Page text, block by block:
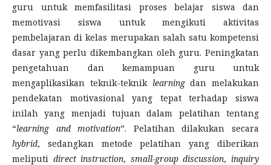
guru untuk memfasilitasi proses belajar siswa dan
memotivasi siswa untuk mengikuti aktivitas
pembelajaran di kelas merupakan salah satu kompetensi
dasar yang perlu dikembangkan oleh guru. Peningkatan
pengetahuan dan kemampuan guru untuk
mengaplikasikan teknik-teknik learningdan melakukan
pendekatan motivasional yang tepat terhadap siswa
inilah yang menjadi tujuan dalam pelatihan tentang
“learning and motivation”. Pelatihan dilakukan secara
hybrid, sedangkan metode pelatihan yang diberikan
meliputi direct instruction, small-group discussion, inquiry